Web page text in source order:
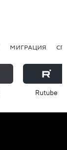
МИГРАЦИЯ
Rutube